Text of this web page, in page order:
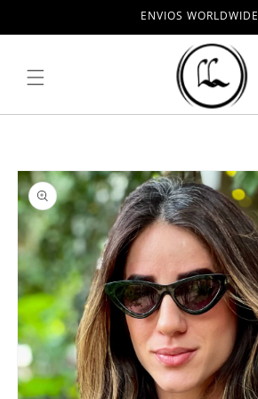
conteúdo
ENVIOS WORLDWIDE
as
informações
do produto